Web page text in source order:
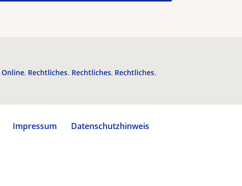
Online Rechtliches Rechtliches Rechtliches
Impressum
Datenschutzhinweis